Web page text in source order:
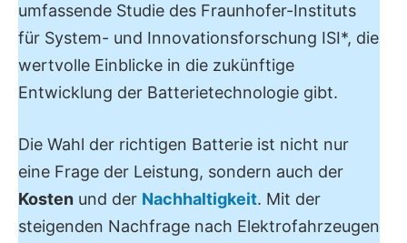
umfassende Studie des Fraunhofer-Instituts
für System- und Innovationsforschung ISI*, die
wertvolle Einblicke in die zukünftige
Entwicklung der Batterietechnologie gibt.
Die Wahl der richtigen Batterie ist nicht nur
eine Frage der Leistung, sondern auch der
Kosten und der Nachhaltigkeit. Mit der
steigenden Nachfrage nach Elektrofahrzeugen